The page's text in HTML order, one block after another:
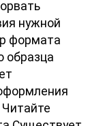
нужной
формата
образца